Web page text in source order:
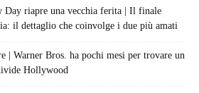
Day riapre una vecchia ferita | Il finale
il dettaglio che coinvolge i due più amati
| Warner Bros. ha pochi mesi per trovare un
Hollywood